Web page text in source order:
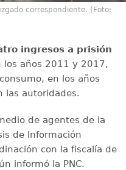
correspondiente. (Foto:
ingresos a prisión
los años 2011 y 2017,
en los años
las autoridades.
de agentes de la
de Información
con la fiscalía de
informó la PNC.